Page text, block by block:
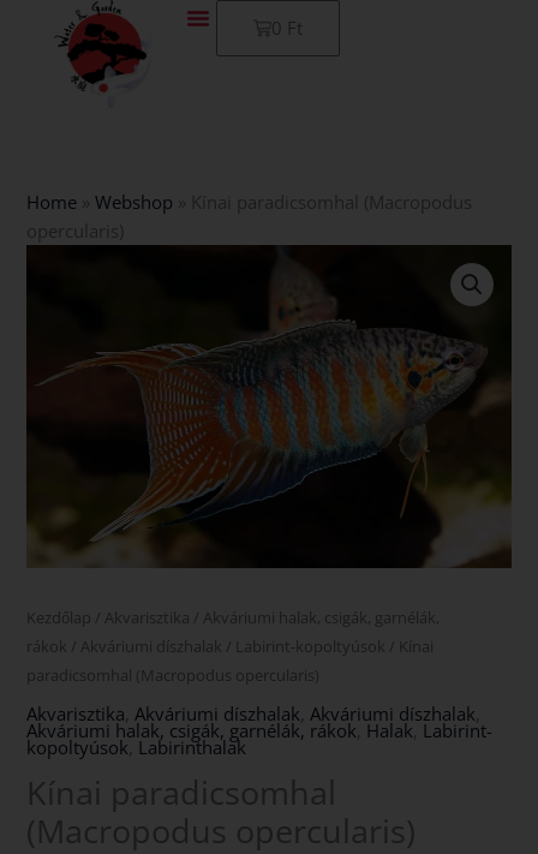
0 Ft
Kosár
Home »Webshop
Kínai paradicsomhal (Macropodus
opercularis)
Kezdőlap / Akvarisztika / Akváriumi halak, csigák, garnélák,
rákok / Akváriumi díszhalak / Labirint-kopoltyúsok / Kínai
paradicsomhal (Macropodus opercularis)
Akvarisztika ,Akváriumi díszhalak ,Akváriumi díszhalak
Akváriumi halak, csigák, garnélák, rákok Halak Labirint-
kopoltyúsok Labirinthalak
Kínai paradicsomhal
(Macropodus opercularis)